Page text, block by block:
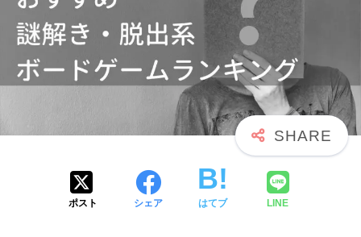
ポスト シェア はてブ LINE